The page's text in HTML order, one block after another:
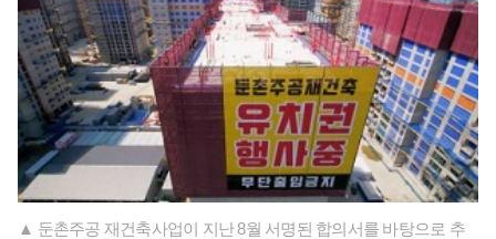
▲ 둔촌주공 재건축사업이 지난 8월 서명된 합의서를 바탕으로 추